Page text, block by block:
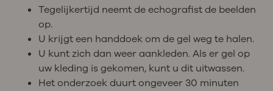
Tegelijkertijd neemt de echografist de beelden
op.
U krijgt een handdoek om de gel weg te halen.
U kunt zich dan weer aankleden. Als er gel op
uw kleding is gekomen, kunt u dit uitwassen.
Het onderzoek duurt ongeveer 30 minuten